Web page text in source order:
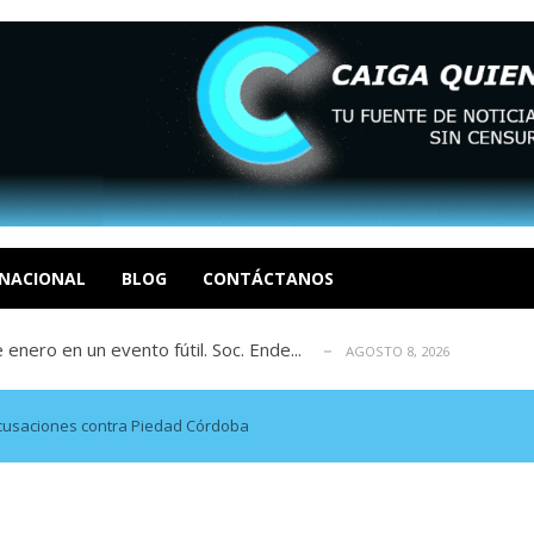
BLOG CONTÁCTANOS
R AGOSTO 8, 2026
Realpolitik y el Desmante... AGOSTO 8, 2026
García AGOSTO 7, 2026
en un evento fútil. Soc. Ende...
Luis Centeno S AGOSTO 8, 2026
R AGOSTO 8, 2026
Realpolitik y el Desmante...
García AGOSTO 7, 2026
contra Piedad Córdoba